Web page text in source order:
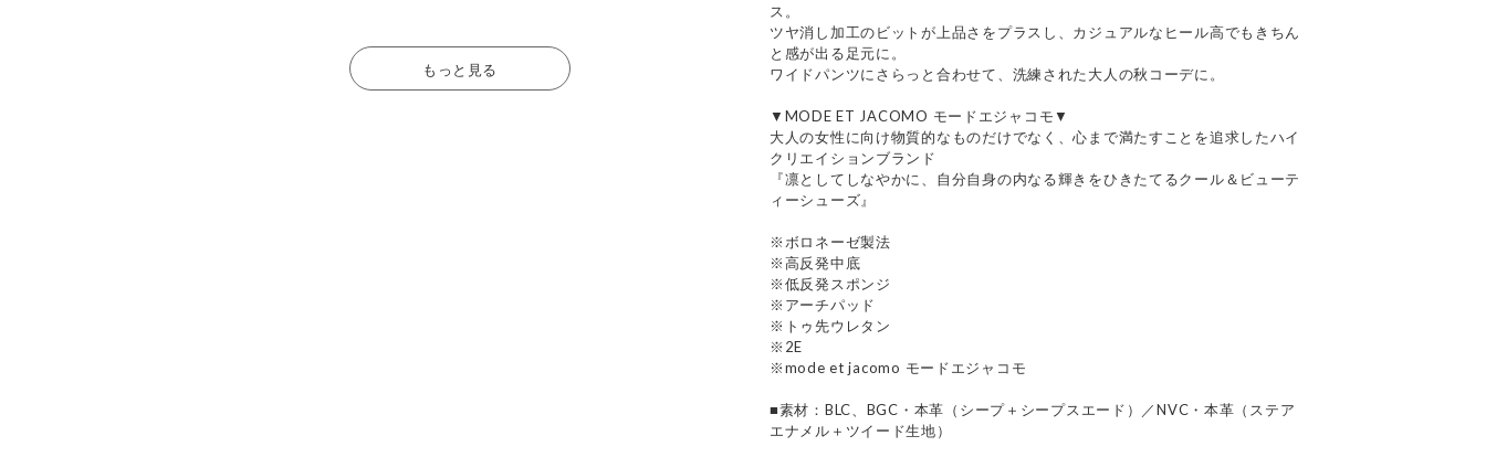
もっと見る
ス。
ツヤ消し加工のビットが上品さをプラスし、カジュアルなヒール高でもきちん
と感が出る足元に。
ワイドパンツにさらっと合わせて、洗練された大人の秋コーデに。
▼MODE ET JACOMO モードエジャコモ▼
大人の女性に向け物質的なものだけでなく、心まで満たすことを追求したハイ
クリエイションブランド
『凛としてしなやかに、自分自身の内なる輝きをひきたてるクール＆ビューテ
ィーシューズ』
※ボロネーゼ製法
※高反発中底
※低反発スポンジ
※アーチパッド
※トゥ先ウレタン
※2E
※mode et jacomo モードエジャコモ
■素材：BLC、BGC・本革（シープ＋シープスエード）／NVC・本革（ステア
エナメル＋ツイード生地）